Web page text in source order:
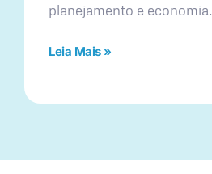
planejamento e economia.
Leia Mais »